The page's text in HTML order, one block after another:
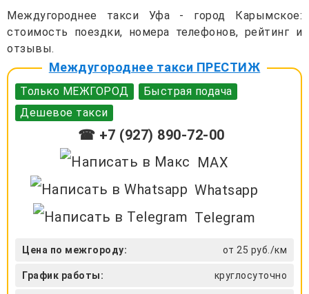
Междугороднее такси Уфа - город Карымское:
стоимость поездки, номера телефонов, рейтинг и
отзывы.
Междугороднее такси ПРЕСТИЖ
Только МЕЖГОРОД
Быстрая подача
Дешевое такси
☎ +7 (927) 890-72-00
MAX
Whatsapp
Telegram
Цена по межгороду: от 25 руб./км
График работы: круглосуточно